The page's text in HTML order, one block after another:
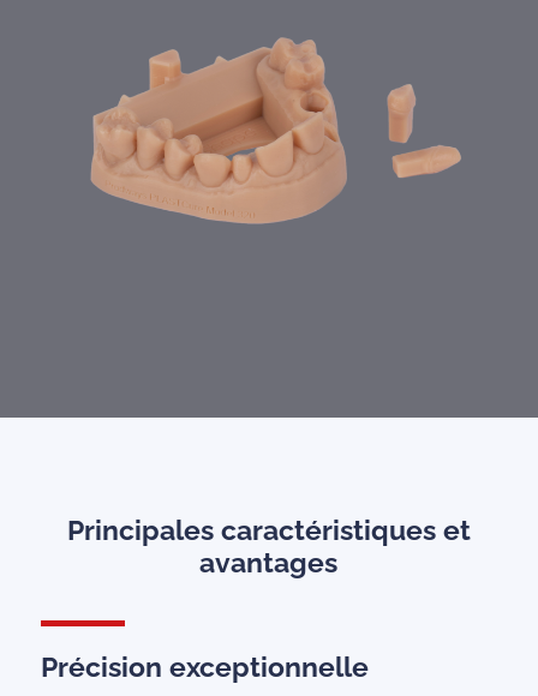
Principales caractéristiques et
avantages
Précision exceptionnelle